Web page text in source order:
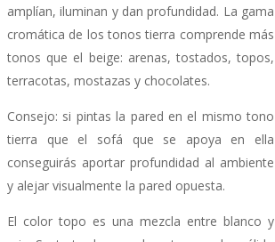
amplían, iluminan y dan profundidad. La gama
cromática de los tonos tierra comprende más
tonos que el beige: arenas, tostados, topos,
terracotas, mostazas y chocolates.
Consejo: si pintas la pared en el mismo tono
tierra que el sofá que se apoya en ella
conseguirás aportar profundidad al ambiente
y alejar visualmente la pared opuesta.
El color topo es una mezcla entre blanco y